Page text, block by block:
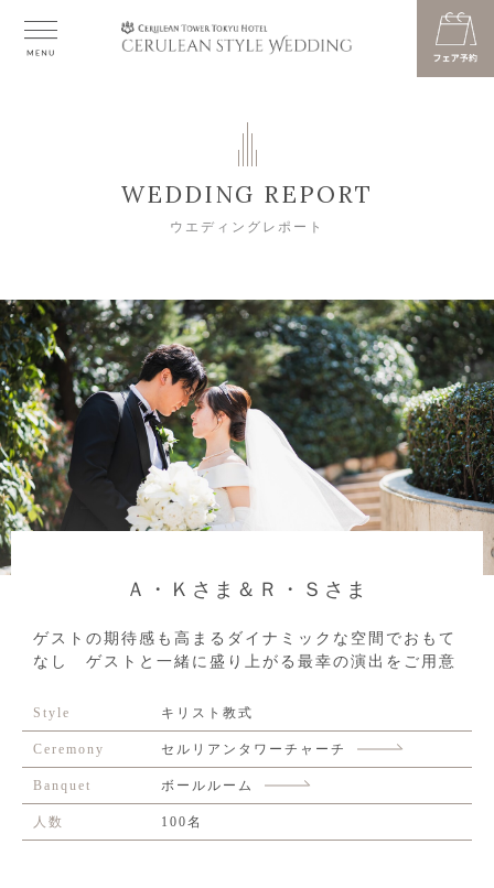
WEDDING REPORT
ウエディングレポート
Ａ・Ｋさま＆Ｒ・Ｓさま
ゲストの期待感も高まるダイナミックな空間でおもて
なし ゲストと一緒に盛り上がる最幸の演出をご用意
Style キリスト教式
Ceremony セルリアンタワーチャーチ
Banquet ボールルーム
人数 100名